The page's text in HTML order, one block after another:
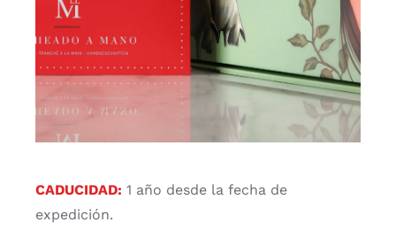
CADUCIDAD: 1 año desde la fecha de
expedición.